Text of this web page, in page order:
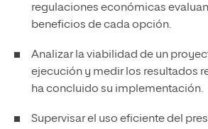
regulaciones económicas
beneficios de cada opción.
Analizar la viabilidad de un
ejecución y medir los resultados
ha concluido su implementación.
Supervisar el uso eficiente del